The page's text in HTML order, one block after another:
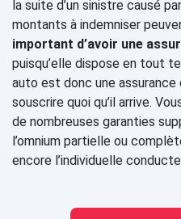
la suite d’un sinistre causé
montants à indemniser
important d’avoir une
puisqu’elle dispose en tout
auto est donc une assurance
souscrire quoi qu’il arrive.
de nombreuses garanties
l’omnium partielle ou
encore l’individuelle